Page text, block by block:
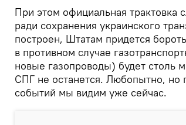
При этом официальная
ради сохранения украинского
построен, Штатам придется
в противном случае
новые газопроводы) будет столь
СПГ не останется. Любопытно, но
событий мы видим уже сейчас.